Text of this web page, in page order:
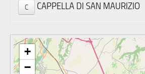
C CAPPELLA DI SAN MAURIZIO
+
−